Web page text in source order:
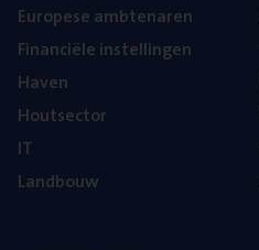
Euro­pe­se ambtenaren
Finan­ci­ë­le instellingen
Haven
Hout­sec­tor
IT
Land­bouw